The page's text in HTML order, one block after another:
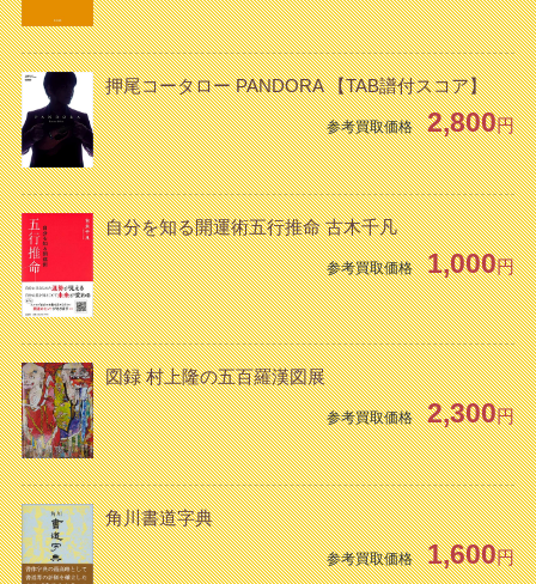
押尾コータロー PANDORA 【TAB譜付スコア】
参考買取価格 2,800円
自分を知る開運術五行推命 古木千凡
参考買取価格 1,000円
図録 村上隆の五百羅漢図展
参考買取価格 2,300円
角川書道字典
参考買取価格 1,600円